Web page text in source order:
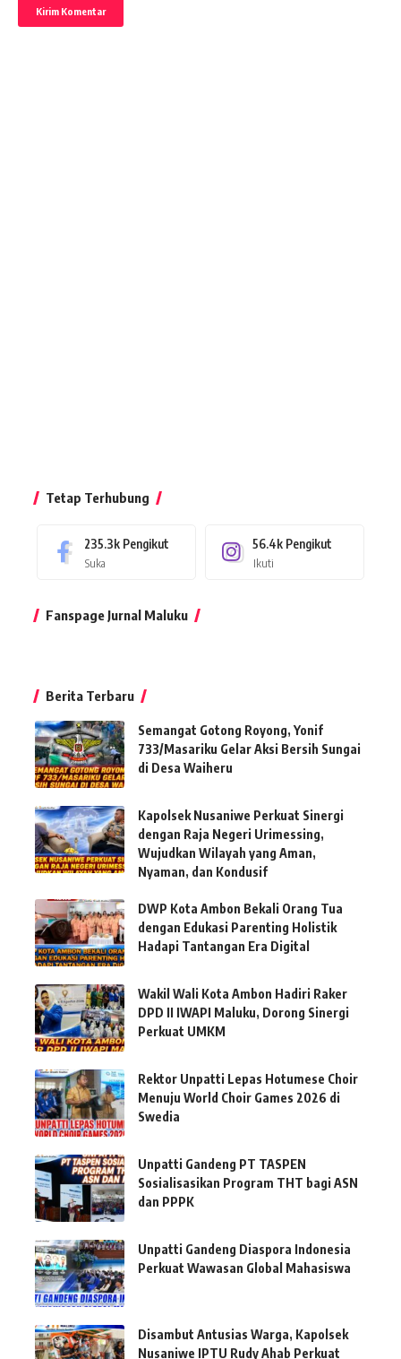
Tetap Terhubung
235.3k Pengikut
Suka
56.4k Pengikut
Ikuti
Fanspage Jurnal Maluku
Berita Terbaru
Semangat Gotong Royong, Yonif
733/Masariku Gelar Aksi Bersih Sungai
di Desa Waiheru
Kapolsek Nusaniwe Perkuat Sinergi
dengan Raja Negeri Urimessing,
Wujudkan Wilayah yang Aman,
Nyaman, dan Kondusif
DWP Kota Ambon Bekali Orang Tua
dengan Edukasi Parenting Holistik
Hadapi Tantangan Era Digital
Wakil Wali Kota Ambon Hadiri Raker
DPD II IWAPI Maluku, Dorong Sinergi
Perkuat UMKM
Rektor Unpatti Lepas Hotumese Choir
Menuju World Choir Games 2026 di
Swedia
Unpatti Gandeng PT TASPEN
Sosialisasikan Program THT bagi ASN
dan PPPK
Unpatti Gandeng Diaspora Indonesia
Perkuat Wawasan Global Mahasiswa
Disambut Antusias Warga, Kapolsek
Nusaniwe IPTU Rudy Ahab Perkuat